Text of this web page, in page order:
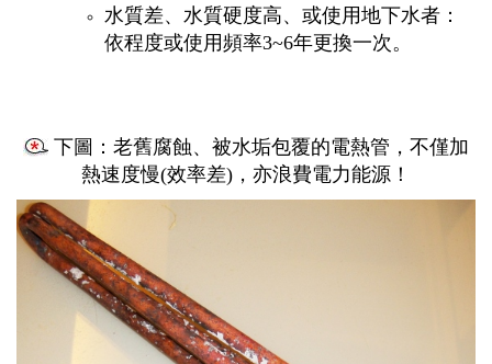
水質差、水質硬度高、或使用地下水者：
依程度或使用頻率3~6年更換一次。
下圖：老舊腐蝕、被水垢包覆的電熱管，不僅加
熱速度慢(效率差)，亦浪費電力能源！